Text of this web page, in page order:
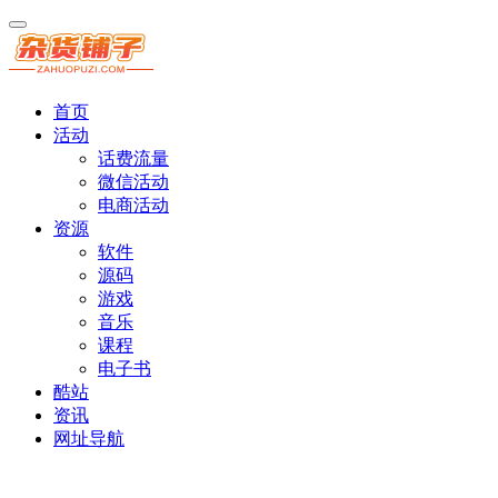
首页
活动
话费流量
微信活动
电商活动
资源
软件
源码
游戏
音乐
课程
电子书
酷站
资讯
网址导航